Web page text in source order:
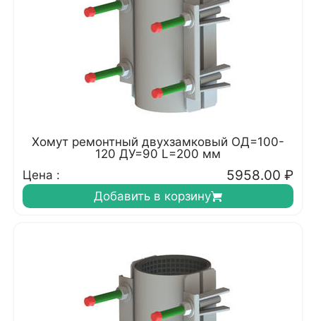
Хомут ремонтный двухзамковый ОД=100-
120 ДУ=90 L=200 мм
Цена :
5958.00 ₽
Добавить в корзину